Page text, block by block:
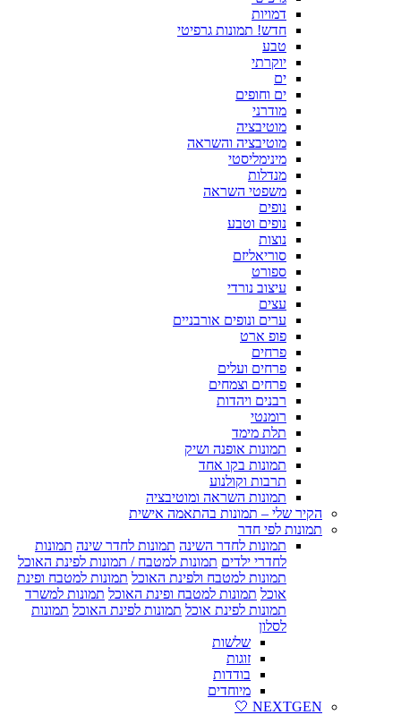
דמויות
חדש! תמונות גרפיטי
טבע
יוקרתי
ים
ים וחופים
מודרני
מוטיבציה
מוטיבציה והשראה
מינימליסטי
מנדלות
משפטי השראה
נופים
נופים וטבע
נוצות
סוריאליזם
ספורט
עיצוב נורדי
עצים
ערים ונופים אורבניים
פופ ארט
פרחים
פרחים ועלים
פרחים וצמחים
רבנים ויהדות
רומנטי
תלת מימד
תמונות אופנה ושיק
תמונות בקו אחד
תרבות וקולנוע
תמונות השראה ומוטיבציה
הקיר שלי – תמונות בהתאמה אישית
תמונות לפי חדר
תמונות לחדר השינה תמונות לחדר שינה תמונות
לחדרי ילדים תמונות למטבח / תמונות לפינת האוכל
תמונות למטבח ולפינת האוכל תמונות למטבח ופינת
אוכל תמונות למטבח ופינת האוכל תמונות למשרד
תמונות לפינת אוכל תמונות לפינת האוכל תמונות
לסלון
שלשות
זוגות
בודדות
מיוחדים
NEXTGEN 🤍